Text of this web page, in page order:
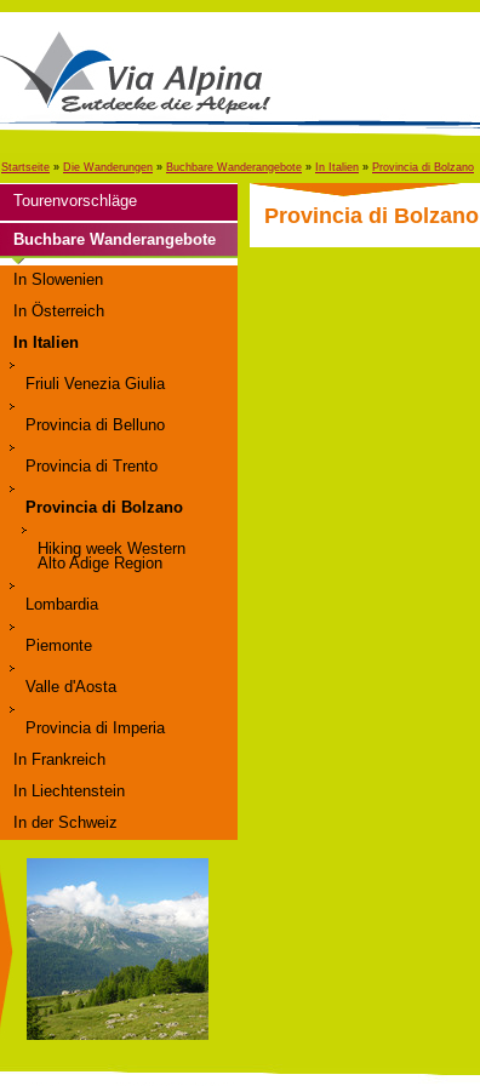
Startseite » Die Wanderungen » Buchbare Wanderangebote » In Italien » Provincia di Bolzano
Tourenvorschläge
Buchbare Wanderangebote
In Slowenien
In Österreich
In Italien
Friuli Venezia Giulia
Provincia di Belluno
Provincia di Trento
Provincia di Bolzano
Hiking week Western
Alto Adige Region
Lombardia
Piemonte
Valle d'Aosta
Provincia di Imperia
In Frankreich
In Liechtenstein
In der Schweiz
Provincia di Bolzano